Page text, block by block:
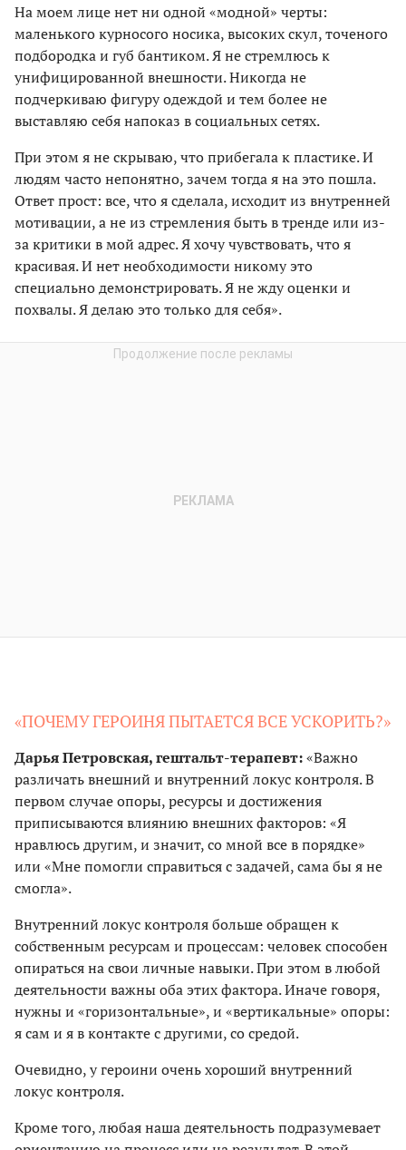
На моем лице нет ни одной «модной» черты:
маленького курносого носика, высоких скул, точеного
подбородка и губ бантиком. Я не стремлюсь к
унифицированной внешности. Никогда не
подчеркиваю фигуру одеждой и тем более не
выставляю себя напоказ в социальных сетях.
При этом я не скрываю, что прибегала к пластике. И
людям часто непонятно, зачем тогда я на это пошла.
Ответ прост: все, что я сделала, исходит из внутренней
мотивации, а не из стремления быть в тренде или из-
за критики в мой адрес. Я хочу чувствовать, что я
красивая. И нет необходимости никому это
специально демонстрировать. Я не жду оценки и
похвалы. Я делаю это только для себя».
«ПОЧЕМУ ГЕРОИНЯ ПЫТАЕТСЯ ВСЕ УСКОРИТЬ?»
Дарья Петровская, гештальт-терапевт:«Важно
различать внешний и внутренний локус контроля. В
первом случае опоры, ресурсы и достижения
приписываются влиянию внешних факторов: «Я
нравлюсь другим, и значит, со мной все в порядке»
или «Мне помогли справиться с задачей, сама бы я не
смогла».
Внутренний локус контроля больше обращен к
собственным ресурсам и процессам: человек способен
опираться на свои личные навыки. При этом в любой
деятельности важны оба этих фактора. Иначе говоря,
нужны и «горизонтальные», и «вертикальные» опоры:
я сам и я в контакте с другими, со средой.
Очевидно, у героини очень хороший внутренний
локус контроля.
Кроме того, любая наша деятельность подразумевает